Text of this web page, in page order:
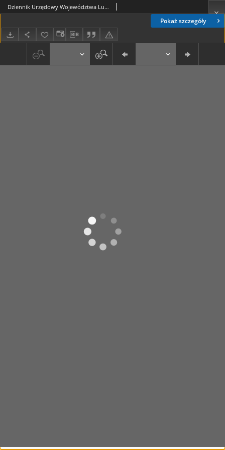
Pokaż szczegóły
Dziennik Urzędowy Województwa Lubelskiego 1827, Nr 1 (3 stycz.)